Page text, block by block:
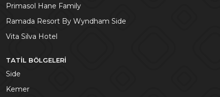
Primasol Hane Family
Ramada Resort By Wyndham Side
Vita Silva Hotel
TATIL BÖLGELERI
Side
Kemer